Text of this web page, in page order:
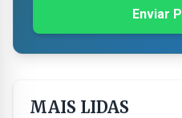
Enviar
MAIS LIDAS